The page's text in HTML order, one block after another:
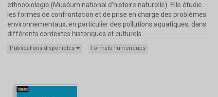
ethnobiologie (Muséum national d’histoire naturelle). Elle étudie
les formes de confrontation et de prise en charge des problèmes
environnementaux, en particulier des pollutions aquatiques, dans
différents contextes historiques et culturels.
Publications disponibles Formats numériques